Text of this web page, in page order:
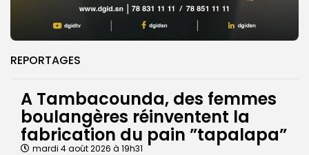
REPORTAGES
A Tambacounda, des femmes
boulangères réinventent la
fabrication du pain ”tapalapa”
mardi 4 août 2026 à 19h31